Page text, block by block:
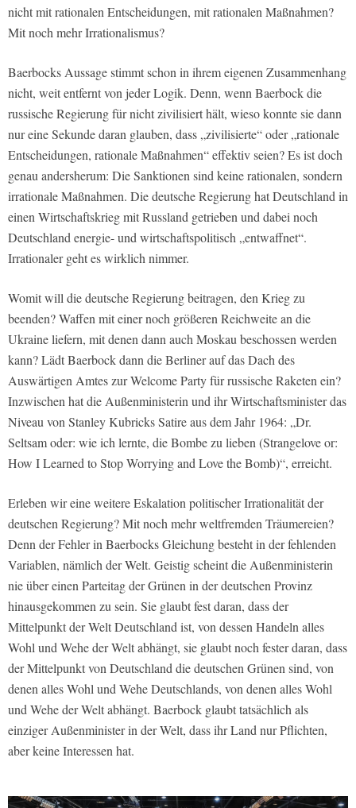
nicht mit rationalen Entscheidungen, mit rationalen Maßnahmen?
Mit noch mehr Irrationalismus?
Baerbocks Aussage stimmt schon in ihrem eigenen Zusammenhang
nicht, weit entfernt von jeder Logik. Denn, wenn Baerbock die
russische Regierung für nicht zivilisiert hält, wieso konnte sie dann
nur eine Sekunde daran glauben, dass „zivilisierte“ oder „rationale
Entscheidungen, rationale Maßnahmen“ effektiv seien? Es ist doch
genau andersherum: Die Sanktionen sind keine rationalen, sondern
irrationale Maßnahmen. Die deutsche Regierung hat Deutschland in
einen Wirtschaftskrieg mit Russland getrieben und dabei noch
Deutschland energie- und wirtschaftspolitisch „entwaffnet“.
Irrationaler geht es wirklich nimmer.
Womit will die deutsche Regierung beitragen, den Krieg zu
beenden? Waffen mit einer noch größeren Reichweite an die
Ukraine liefern, mit denen dann auch Moskau beschossen werden
kann? Lädt Baerbock dann die Berliner auf das Dach des
Auswärtigen Amtes zur Welcome Party für russische Raketen ein?
Inzwischen hat die Außenministerin und ihr Wirtschaftsminister das
Niveau von Stanley Kubricks Satire aus dem Jahr 1964: „Dr.
Seltsam oder: wie ich lernte, die Bombe zu lieben (Strangelove or:
How I Learned to Stop Worrying and Love the Bomb)“, erreicht.
Erleben wir eine weitere Eskalation politischer Irrationalität der
deutschen Regierung? Mit noch mehr weltfremden Träumereien?
Denn der Fehler in Baerbocks Gleichung besteht in der fehlenden
Variablen, nämlich der Welt. Geistig scheint die Außenministerin
nie über einen Parteitag der Grünen in der deutschen Provinz
hinausgekommen zu sein. Sie glaubt fest daran, dass der
Mittelpunkt der Welt Deutschland ist, von dessen Handeln alles
Wohl und Wehe der Welt abhängt, sie glaubt noch fester daran, dass
der Mittelpunkt von Deutschland die deutschen Grünen sind, von
denen alles Wohl und Wehe Deutschlands, von denen alles Wohl
und Wehe der Welt abhängt. Baerbock glaubt tatsächlich als
einziger Außenminister in der Welt, dass ihr Land nur Pflichten,
aber keine Interessen hat.